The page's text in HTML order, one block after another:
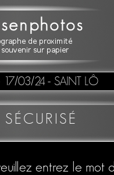
17/03/24 - SAINT LÔ
SÉCURISÉ
entrez le mot